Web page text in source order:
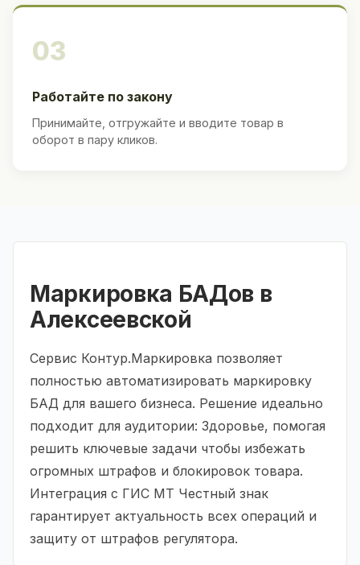
03
Работайте по закону
Принимайте, отгружайте и вводите товар в
оборот в пару кликов.
Маркировка БАДов в
Алексеевской
Сервис Контур.Маркировка позволяет
полностью автоматизировать маркировку
БАД для вашего бизнеса. Решение идеально
подходит для аудитории: Здоровье, помогая
решить ключевые задачи чтобы избежать
огромных штрафов и блокировок товара.
Интеграция с ГИС МТ Честный знак
гарантирует актуальность всех операций и
защиту от штрафов регулятора.